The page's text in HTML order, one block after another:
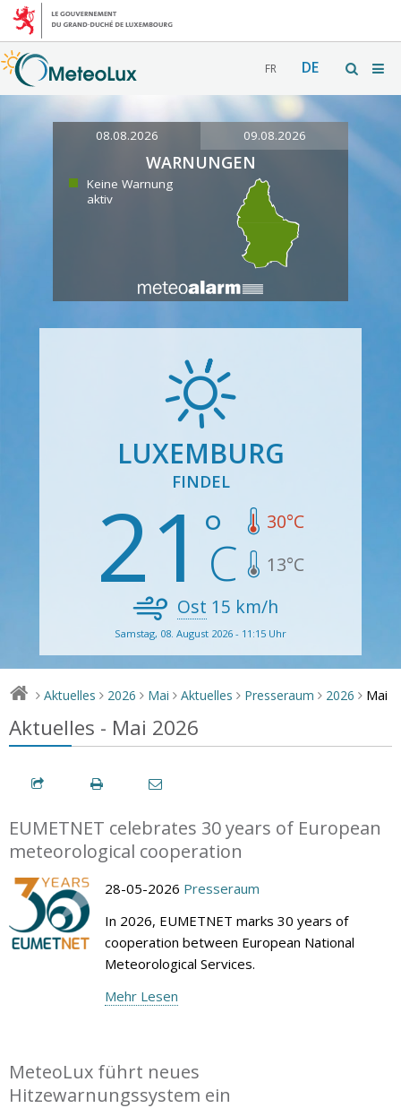
FR DE
08.08.2026 09.08.2026
WARNUNGEN
Keine Warnung
aktiv
LUXEMBURG
FINDEL
21 30°C
13°C
Ost 15 km/h
Samstag, 08. August 2026 - 11:15 Uhr
> Aktuelles > 2026 > Mai > Aktuelles > Presseraum > 2026 > Mai
Aktuelles - Mai 2026
EUMETNET celebrates 30 years of European
meteorological cooperation
28-05-2026 Presseraum
In 2026, EUMETNET marks 30 years of
cooperation between European National
Meteorological Services.
Mehr Lesen
MeteoLux führt neues
Hitzewarnungssystem ein